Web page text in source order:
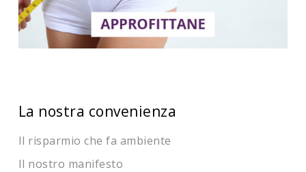
La nostra convenienza
Il risparmio che fa ambiente
Il nostro manifesto